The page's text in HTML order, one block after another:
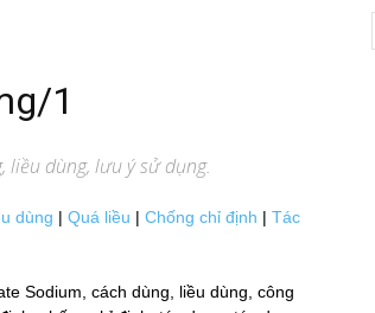
1
liều dùng, lưu ý sử dụng.
dùng | Quá liều | Chống chỉ định | Tác
Sodium, cách dùng, liều dùng, công